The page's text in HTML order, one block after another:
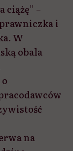
ciążę” –
i
W
obala
na